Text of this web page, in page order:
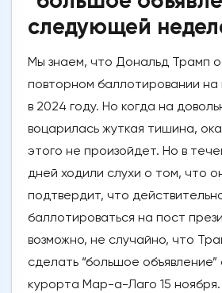
следующей
Мы знаем, что Дональд Трамп
повторном баллотировании на
в 2024 году. Но когда на
воцарилась жуткая тишина,
этого не произойдет. Но в
дней ходили слухи о том, что
подтвердит, что
баллотироваться на пост
возможно, не случайно, что
сделать “большое объявление”
курорта Мар-а-Лаго 15 ноября.